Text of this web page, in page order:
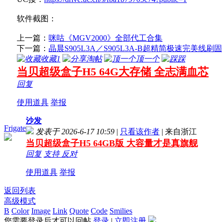
软件截图：
上一篇： 咪咕《MGV2000》全部代工合集
下一篇： 晶晨S905L3A／S905L3A-B超精简极速完美线刷
收藏1 淘帖 顶一个 踩
当贝超级盒子H5 64G大存储 全志满血芯
回复
使用道具 举报
Frigate
沙发
发表于 2026-6-17 10:59 | 只看该作者 | 来自浙江
当贝超级盒子H5 64GB版 大容量才是真旗舰
回复 支持 反对
使用道具 举报
返回列表
高级模式
B Color Image Link Quote Code Smilies